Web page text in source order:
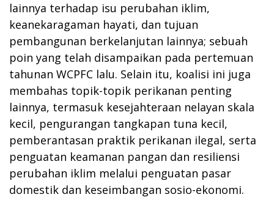
lainnya terhadap isu perubahan iklim,
keanekaragaman hayati, dan tujuan
pembangunan berkelanjutan lainnya; sebuah
poin yang telah disampaikan pada pertemuan
tahunan WCPFC lalu. Selain itu, koalisi ini juga
membahas topik-topik perikanan penting
lainnya, termasuk kesejahteraan nelayan skala
kecil, pengurangan tangkapan tuna kecil,
pemberantasan praktik perikanan ilegal, serta
penguatan keamanan pangan dan resiliensi
perubahan iklim melalui penguatan pasar
domestik dan keseimbangan sosio-ekonomi.